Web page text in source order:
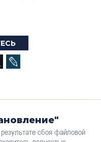
сбоя файловой